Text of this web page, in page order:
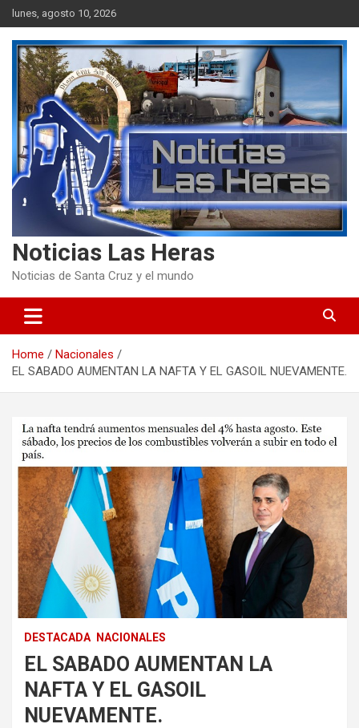
Skip
to
content
lunes, agosto 10, 2026
Noticias Las Heras
Noticias de Santa Cruz y el mundo
Home
Nacionales
EL SABADO AUMENTAN LA NAFTA Y EL GASOIL NUEVAMENTE.
DESTACADA NACIONALES
EL SABADO AUMENTAN LA
NAFTA Y EL GASOIL
NUEVAMENTE.